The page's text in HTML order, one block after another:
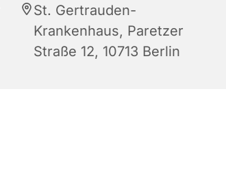
St. Gertrauden-
Krankenhaus, Paretzer
Straße 12, 10713 Berlin